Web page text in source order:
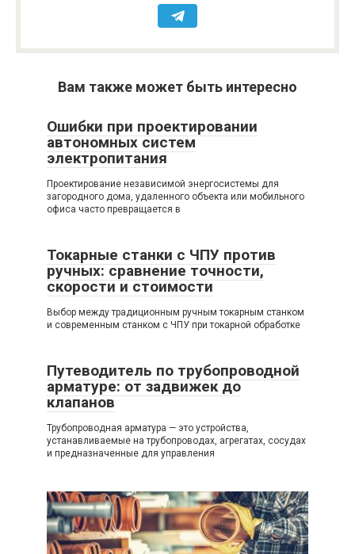
Вам также может быть интересно
Ошибки при проектировании
автономных систем
электропитания
Проектирование независимой энергосистемы для
загородного дома, удаленного объекта или мобильного
офиса часто превращается в
Токарные станки с ЧПУ против
ручных: сравнение точности,
скорости и стоимости
Выбор между традиционным ручным токарным станком
и современным станком с ЧПУ при токарной обработке
Путеводитель по трубопроводной
арматуре: от задвижек до
клапанов
Трубопроводная арматура — это устройства,
устанавливаемые на трубопроводах, агрегатах, сосудах
и предназначенные для управления